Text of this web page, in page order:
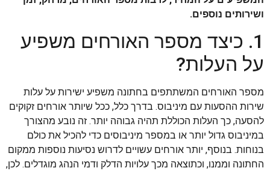
ושירותים נוספים.
1. כיצד מספר האורחים משפיע
על העלות?
מספר האורחים המשתתפים בחתונה משפיע ישירות על עלות
שירות ההסעות עם מיניבוס. בדרך כלל, ככל שיותר אורחים זקוקים
להסעה, כך העלות הכוללת תהיה גבוהה יותר. זה נובע מהצורך
במיניבוס גדול יותר או במספר מיניבוסים כדי להכיל את כולם
בנוחות. בנוסף, יותר אורחים עשויים לדרוש נסיעות נוספות ממקום
החתונה וממנו, וכתוצאה מכך עלויות הדלק ודמי הנהג מוגדלים. לכן,